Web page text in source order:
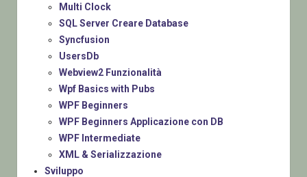
Multi Clock
SQL Server Creare Database
Syncfusion
UsersDb
Webview2 Funzionalità
Wpf Basics with Pubs
WPF Beginners
WPF Beginners Applicazione con DB
WPF Intermediate
XML & Serializzazione
Sviluppo